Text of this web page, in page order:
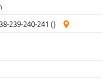
239-240-241 ()